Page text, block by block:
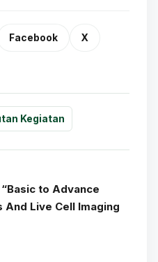
Facebook X
Kegiatan
to Advance
Live Cell Imaging